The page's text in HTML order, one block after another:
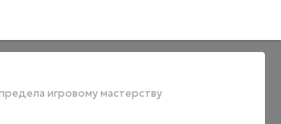
игровому мастерству